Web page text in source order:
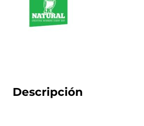
Descripción